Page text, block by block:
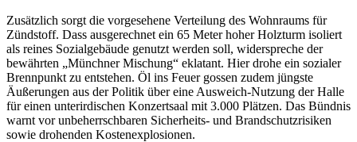
Zusätzlich sorgt die vorgesehene Verteilung des Wohnraums für
Zündstoff. Dass ausgerechnet ein 65 Meter hoher Holzturm isoliert
als reines Sozialgebäude genutzt werden soll, widerspreche der
bewährten „Münchner Mischung“ eklatant. Hier drohe ein sozialer
Brennpunkt zu entstehen. Öl ins Feuer gossen zudem jüngste
Äußerungen aus der Politik über eine Ausweich-Nutzung der Halle
für einen unterirdischen Konzertsaal mit 3.000 Plätzen. Das Bündnis
warnt vor unbeherrschbaren Sicherheits- und Brandschutzrisiken
sowie drohenden Kostenexplosionen.